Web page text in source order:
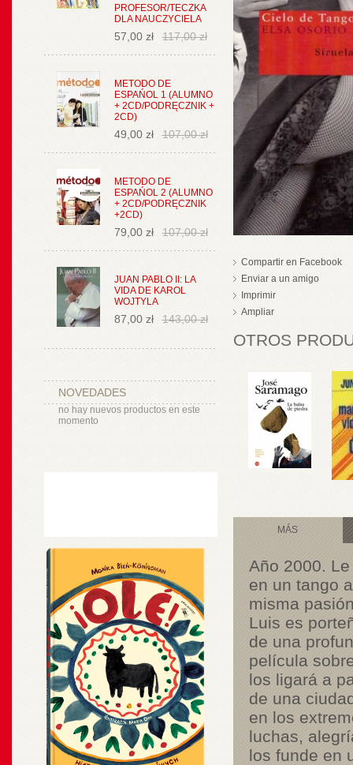
PROFESOR/TECZKA
DLA NAUCZYCIELA
57,00 zł 117,00 zł
METODO DE
ESPAŃOL 1 (ALUMNO
+ 2CD/PODRĘCZNIK +
2CD)
49,00 zł 107,00 zł
METODO DE
ESPAŃOL 2 (ALUMNO
+ 2CD/PODRĘCZNIK
+2CD)
79,00 zł 107,00 zł
JUAN PABLO II: LA
VIDA DE KAROL
WOJTYLA
87,00 zł 143,00 zł
NOVEDADES
no hay nuevos productos en este
momento
Compartir en Facebook
Enviar a un amigo
Imprimir
Ampliar
OTROS
MÁS
Año 2000.
en un tango
misma
Luis es
de una
película
los ligará a
de una
en los
luchas,
los funde en